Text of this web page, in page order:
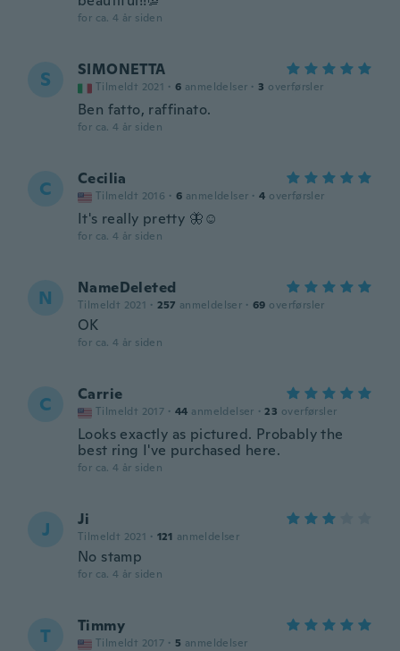
for ca. 4 år siden
S SIMONETTA
Tilmeldt 2021 · 6 anmeldelser · 3 overførsler
Ben fatto, raffinato.
for ca. 4 år siden
C Cecilia
Tilmeldt 2016 · 6 anmeldelser · 4 overførsler
It's really pretty 🦋☺️
for ca. 4 år siden
N NameDeleted
Tilmeldt 2021 · 257 anmeldelser · 69 overførsler
OK
for ca. 4 år siden
C Carrie
Tilmeldt 2017 · 44 anmeldelser · 23 overførsler
Looks exactly as pictured. Probably the
best ring I've purchased here.
for ca. 4 år siden
J Ji
Tilmeldt 2021 · 121 anmeldelser
No stamp
for ca. 4 år siden
T Timmy
Tilmeldt 2017 · 5 anmeldelser